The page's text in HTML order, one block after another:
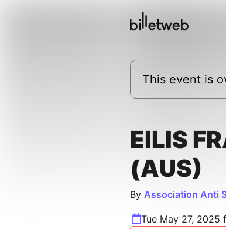
This event is
EILIS
(AUS)
By Association Anti
Tue May 27, 2025